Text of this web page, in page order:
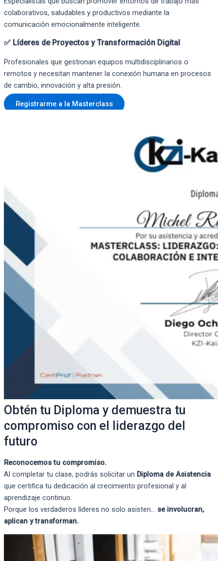
colaborativos, saludables y productivos mediante la
comunicación emocionalmente inteligente.
✅ Líderes de Proyectos y Transformación Digital
Profesionales que gestionan equipos multidisciplinarios o
remotos y necesitan mantener la conexión humana en procesos
de cambio, innovación y alta presión.
Registrarme a la Masterclass
Obtén tu Diploma y demuestra tu
compromiso con el liderazgo del
futuro
Reconocemos tu compromiso.
Al completar tu clase, podrás solicitar un Diploma de Asistencia
que certifica tu dedicación al crecimiento profesional y al
aprendizaje continuo.
Porque los verdaderos líderes no solo asisten… se involucran,
aplican y transforman.